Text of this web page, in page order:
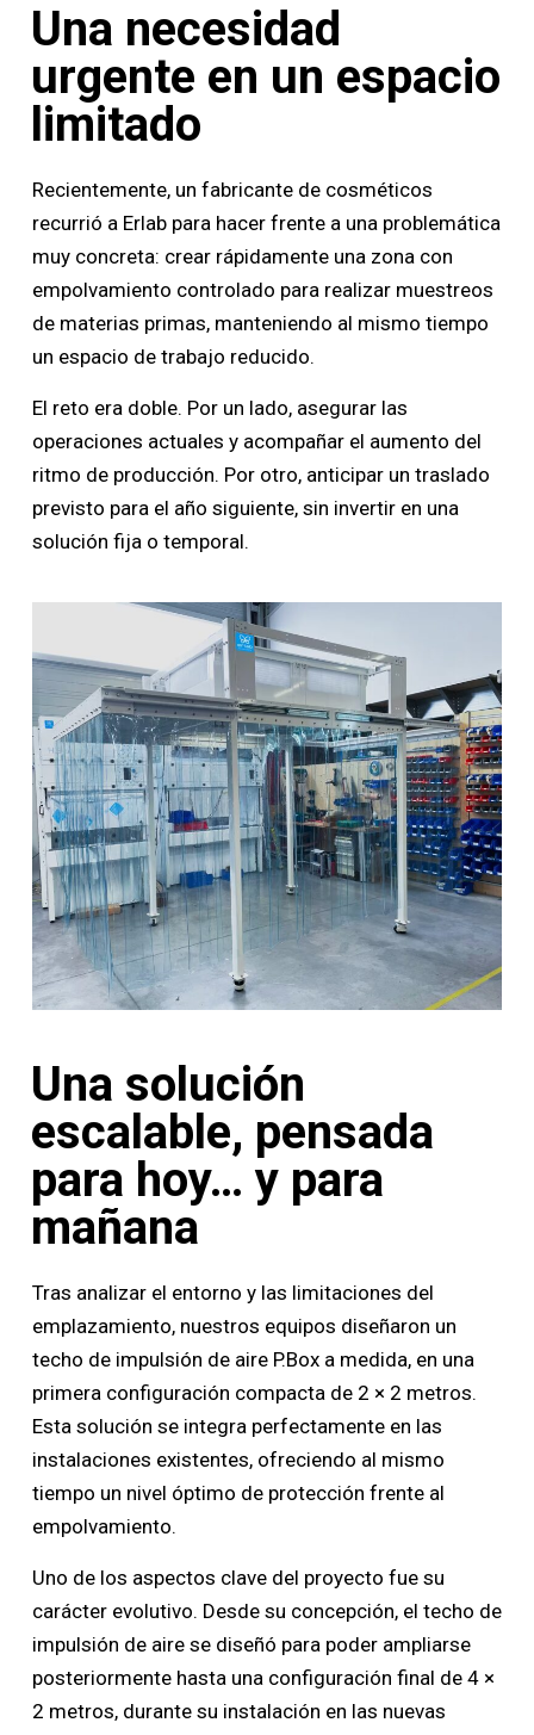
Una necesidad
urgente en un espacio
limitado
Recientemente, un fabricante de cosméticos
recurrió a Erlab para hacer frente a una problemática
muy concreta: crear rápidamente una zona con
empolvamiento controlado para realizar muestreos
de materias primas, manteniendo al mismo tiempo
un espacio de trabajo reducido.
El reto era doble. Por un lado, asegurar las
operaciones actuales y acompañar el aumento del
ritmo de producción. Por otro, anticipar un traslado
previsto para el año siguiente, sin invertir en una
solución fija o temporal.
Una solución
escalable, pensada
para hoy… y para
mañana
Tras analizar el entorno y las limitaciones del
emplazamiento, nuestros equipos diseñaron un
techo de impulsión de aire P.Box a medida, en una
primera configuración compacta de 2 × 2 metros.
Esta solución se integra perfectamente en las
instalaciones existentes, ofreciendo al mismo
tiempo un nivel óptimo de protección frente al
empolvamiento.
Uno de los aspectos clave del proyecto fue su
carácter evolutivo. Desde su concepción, el techo de
impulsión de aire se diseñó para poder ampliarse
posteriormente hasta una configuración final de 4 ×
2 metros, durante su instalación en las nuevas